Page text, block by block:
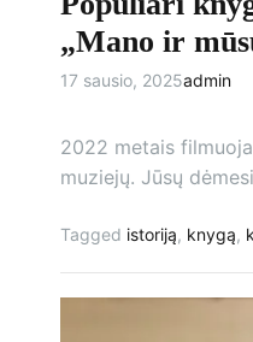
„Mano ir
17 sausio, 2025admin
2022 metais
muziejų. Jūsų
Tagged istoriją, knygą,